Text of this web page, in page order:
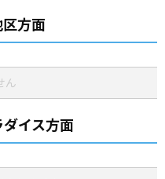
方面
ん
イス方面